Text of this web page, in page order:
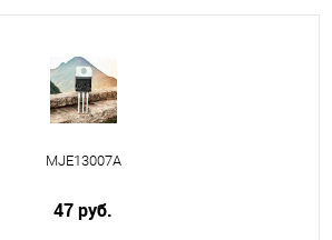
MJE13007A
47 руб.